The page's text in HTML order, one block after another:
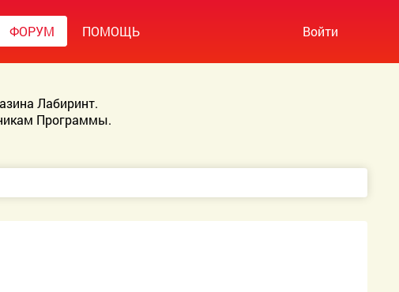
ФОРУМ ПОМОЩЬ Войти
Лабиринт.
Программы.